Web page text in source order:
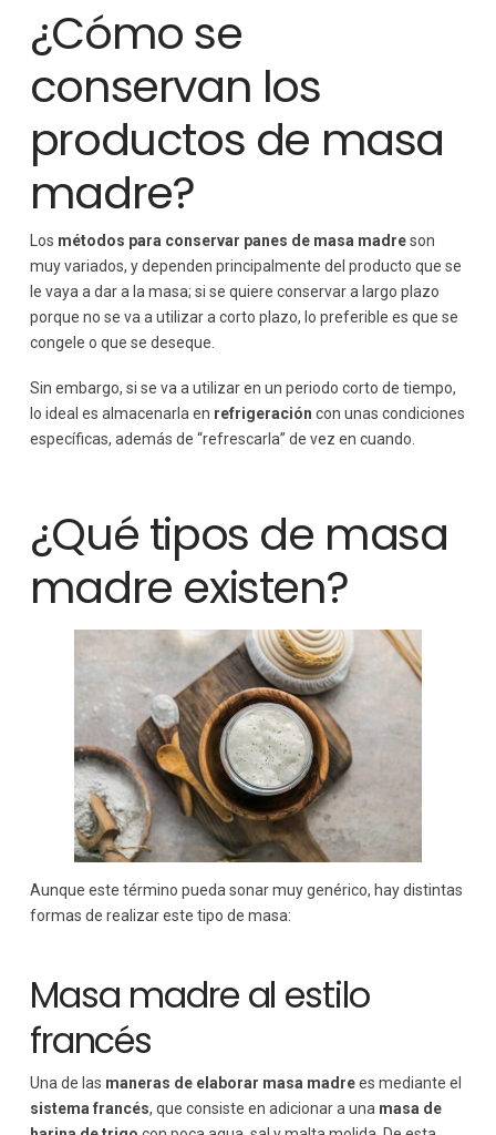
¿Cómo se
conservan los
productos de masa
madre?
Los métodos para conservar panes de masa madreson
muy variados, y dependen principalmente del producto que se
le vaya a dar a la masa; si se quiere conservar a largo plazo
porque no se va a utilizar a corto plazo, lo preferible es que se
congele o que se deseque.
Sin embargo, si se va a utilizar en un periodo corto de tiempo,
lo ideal es almacenarla en refrigeración con unas condiciones
específicas, además de “refrescarla” de vez en cuando.
¿Qué tipos de masa
madre existen?
Aunque este término pueda sonar muy genérico, hay distintas
formas de realizar este tipo de masa:
Masa madre al estilo
francés
Una de las maneras de elaborar masa madrees mediante el
sistema francés, que consiste en adicionar a una masa de